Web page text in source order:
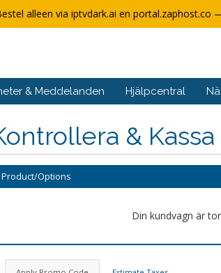
alleen via iptvdark.ai en
& Meddelanden Hjälpcentral
& Kassa
Product/Options
Din kundvagn är